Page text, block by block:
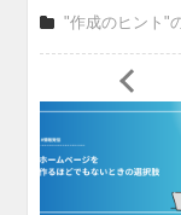
"作成のヒント"